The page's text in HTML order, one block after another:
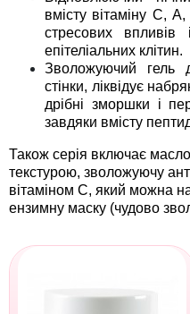
вмісту вітаміну С, А,
стресових
епітеліальних клітин.
Зволожуючий гель
стінки, ліквідує
дрібні зморшки і
завдяки вмісту
Також серія включає
текстурою, зволожуючу
вітаміном С, який можна
ензимну маску (чудово